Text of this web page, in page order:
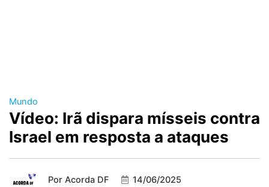
Mundo
Vídeo: Irã dispara mísseis contra
Israel em resposta a ataques
Por Acorda DF 14/06/2025